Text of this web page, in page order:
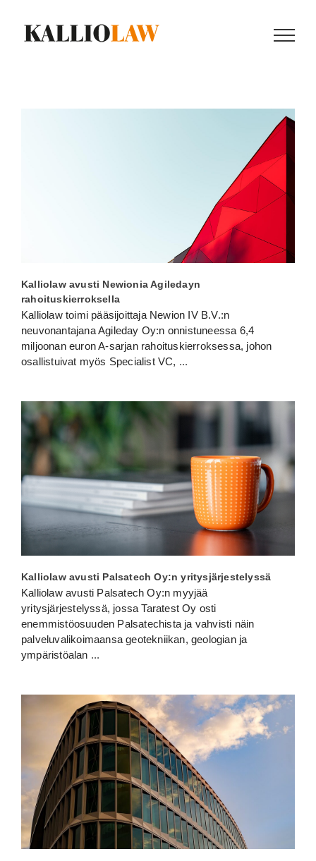
content
Kalliolaw avusti Newionia Agiledayn
rahoituskierroksella
Kalliolaw toimi pääsijoittaja Newion IV B.V.:n
neuvonantajana Agileday Oy:n onnistuneessa 6,4
miljoonan euron A-sarjan rahoituskierroksessa, johon
osallistuivat myös Specialist VC, ...
Kalliolaw avusti Palsatech Oy:n yritysjärjestelyssä
Kalliolaw avusti Palsatech Oy:n myyjää
yritysjärjestelyssä, jossa Taratest Oy osti
enemmistöosuuden Palsatechista ja vahvisti näin
palveluvalikoimaansa geotekniikan, geologian ja
ympäristöalan ...